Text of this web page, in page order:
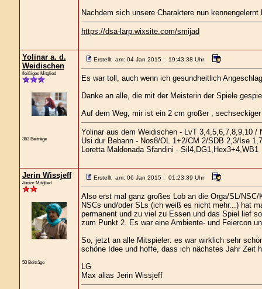
Nachdem sich unsere Charaktere nun
https://dsa-larp.wixsite.com/smijad
Yolinar a. d.
Weidischen
fleißiges Mitglied
363 Beiträge
Erstellt am: 04 Jan 2015 : 19:43:38 Uhr
Es war toll, auch wenn ich gesundheitlich
Danke an alle, die mit der Meisterin der Spiele
Auf dem Weg, mir ist ein 2 cm großer ,
Yolinar aus dem Weidischen - LvT 3,4,5,6,7,8,9,10 /
Usi dur Bebann - Nos8/OL 1+2/CM 2/SDB 2,3/Ise
Loretta Maldonada Sfandini - Sil4,DG1,Hex3+4,WB1
Jerin Wissjeff
Junior Mitglied
50 Beiträge
Erstellt am: 06 Jan 2015 : 01:23:39 Uhr
Also erst mal ganz großes Lob an die Orga/SL/
NSCs und/oder SLs (ich weiß es nicht mehr...) hat
permanent und zu viel zu Essen und das Spiel lief
zum Punkt 2. Es war eine Ambiente- und Feiercon
So, jetzt an alle Mitspieler: es war wirklich sehr
schöne Idee und hoffe, dass ich nächstes Jahr Zeit
LG
Max alias Jerin Wissjeff